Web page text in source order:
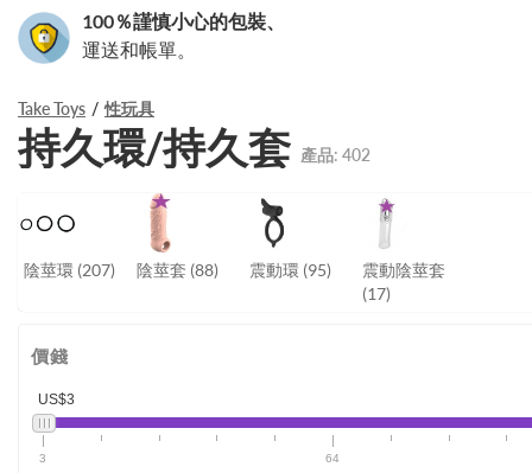
100％謹慎小心的包裝、
運送和帳單。
Take Toys 性玩具
持久環/持久套 產品: 402
陰莖環 (207) 陰莖套 (88) 震動環 (95)
震動陰莖套
(17)
價錢
US$3
3 64